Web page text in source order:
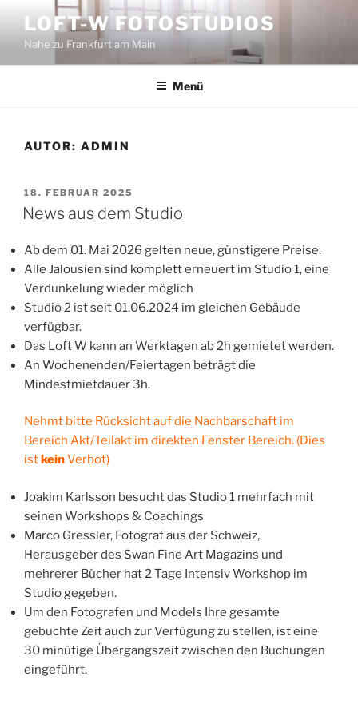
Inhalt
springen
LOFT-W FOTOSTUDIOS
Nahe zu Frankfurt am Main
Menü
AUTOR: ADMIN
VERÖFFENTLICHT
AM
18. FEBRUAR 2025
News aus dem Studio
Ab dem 01. Mai 2026 gelten neue, günstigere Preise.
Alle Jalousien sind komplett erneuert im Studio 1, eine
Verdunkelung wieder möglich
Studio 2 ist seit 01.06.2024 im gleichen Gebäude
verfügbar.
Das Loft W kann an Werktagen ab 2h gemietet werden.
An Wochenenden/Feiertagen beträgt die
Mindestmietdauer 3h.
Nehmt bitte Rücksicht auf die Nachbarschaft im
Bereich Akt/Teilakt im direkten Fenster Bereich. (Dies
istkeinVerbot)
Joakim Karlsson besucht das Studio 1 mehrfach mit
seinen Workshops & Coachings
Marco Gressler, Fotograf aus der Schweiz,
Herausgeber des Swan Fine Art Magazins und
mehrerer Bücher hat 2 Tage Intensiv Workshop im
Studio gegeben.
Um den Fotografen und Models Ihre gesamte
gebuchte Zeit auch zur Verfügung zu stellen, ist eine
30 minütige Übergangszeit zwischen den Buchungen
eingeführt.